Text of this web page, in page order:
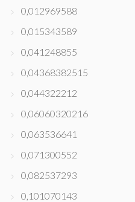
0,012969588
0,015343589
0,041248855
0,04368382515
0,044322212
0,06060320216
0,063536641
0,071300552
0,082537293
0,101070143